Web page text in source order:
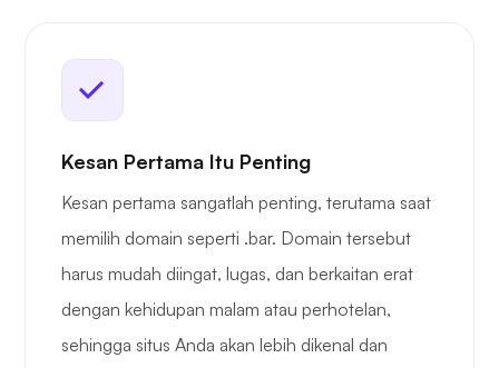
Kesan Pertama Itu Penting
Kesan pertama sangatlah penting, terutama saat
memilih domain seperti .bar. Domain tersebut
harus mudah diingat, lugas, dan berkaitan erat
dengan kehidupan malam atau perhotelan,
sehingga situs Anda akan lebih dikenal dan